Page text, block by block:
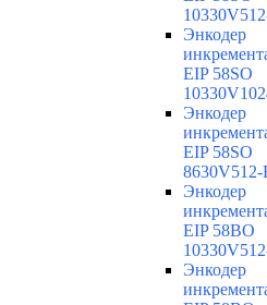
Энкодер
EIP 58SO
Энкодер
EIP 58SO
8630V512-
Энкодер
EIP 58BO
Энкодер